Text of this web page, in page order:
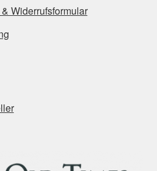
Widerrufsformular